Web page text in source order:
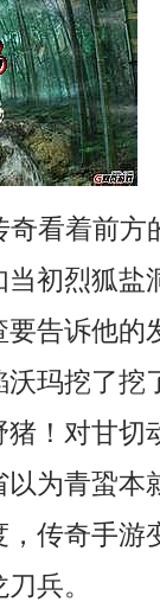
看着前方
初烈狐盐
告诉他的
玛挖了挖
！对甘切
为青蛩本
传奇手游
兵。